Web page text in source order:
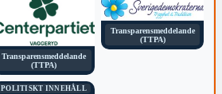
Transparensmeddelande
(TTPA)
Transparensmeddelande
(TTPA)
POLITISKT INNEHÅLL